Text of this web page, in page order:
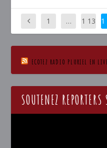
1 …
1 13
4
1
ECOTEZ RADIO PLURIEL EN LIVE
SOUTENEZ